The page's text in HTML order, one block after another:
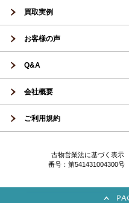
買取実例
お客様の声
Q&A
会社概要
ご利用規約
古物営業法に基づく表
番号：第541431004300